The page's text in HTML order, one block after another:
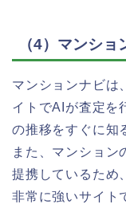
（4）マンショ
マンションナビは
イトでAIが査定を
の推移をすぐに知
また、マンション
提携しているため
非常に強いサイト